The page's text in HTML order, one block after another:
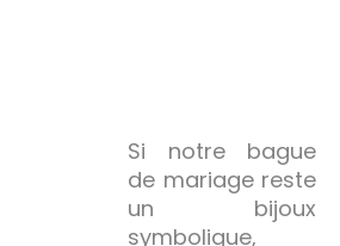
Si notre bague
de mariage reste
un bijoux
symbolique,